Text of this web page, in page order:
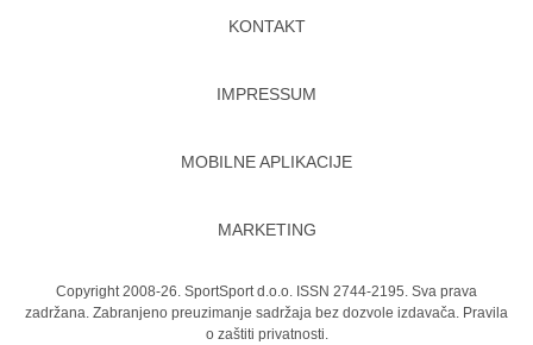
KONTAKT
IMPRESSUM
MOBILNE APLIKACIJE
MARKETING
Copyright 2008-26. SportSport d.o.o. ISSN 2744-2195. Sva prava
zadržana. Zabranjeno preuzimanje sadržaja bez dozvole izdavača. Pravila
o zaštiti privatnosti.